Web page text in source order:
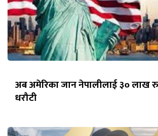
अब अमेरिका जान नेपालीलाई ३० लाख
धरौटी